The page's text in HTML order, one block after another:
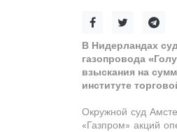
В Нидерландах
газопровода
взыскания на
институте
Окружной суд
«Газпром» акций